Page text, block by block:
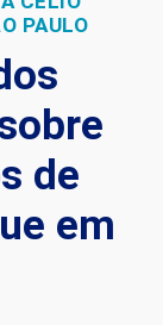
PAULO
de
em